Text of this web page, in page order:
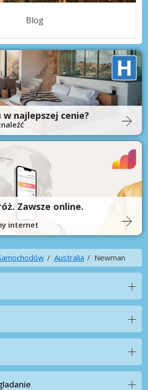
Blog
najlepszej cenie?
Zawsze online.
internet
Australia Newman